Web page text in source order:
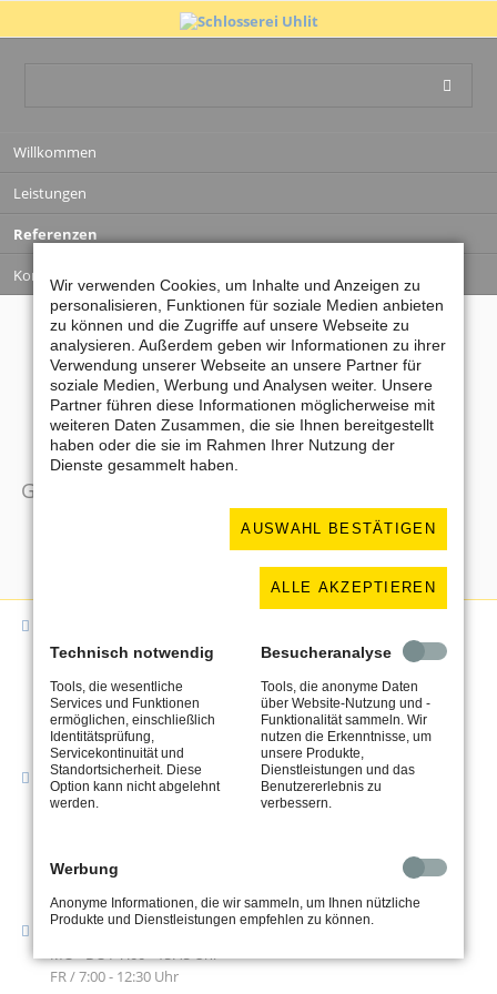
Navigation
überspringen
Willkommen
Leistungen
Referenzen
Kontakt
SCHLOSSEREI UHLIT
GELÄNDER
Geländer
Schlosserei Uhlit
31785 Hameln
Kontakt
Tel. 05151 / 926640
kontakt@schlosserei-uhlit.de
FR / 7:00 - 12:30 Uhr
Wir verwenden Cookies, um Inhalte und Anzeigen zu
personalisieren, Funktionen für soziale Medien anbieten
zu können und die Zugriffe auf unsere Webseite zu
analysieren. Außerdem geben wir Informationen zu ihrer
Verwendung unserer Webseite an unsere Partner für
soziale Medien, Werbung und Analysen weiter. Unsere
Partner führen diese Informationen möglicherweise mit
weiteren Daten Zusammen, die sie Ihnen bereitgestellt
haben oder die sie im Rahmen Ihrer Nutzung der
Dienste gesammelt haben.
AUSWAHL BESTÄTIGEN
ALLE AKZEPTIEREN
Technisch notwendig
Tools, die wesentliche
Services und Funktionen
ermöglichen, einschließlich
Identitätsprüfung,
Servicekontinuität und
Standortsicherheit. Diese
Option kann nicht abgelehnt
werden.
Besucheranalyse
Tools, die anonyme Daten
über Website-Nutzung und -
Funktionalität sammeln. Wir
nutzen die Erkenntnisse, um
unsere Produkte,
Dienstleistungen und das
Benutzererlebnis zu
verbessern.
Werbung
Anonyme Informationen, die wir sammeln, um Ihnen nützliche
Produkte und Dienstleistungen empfehlen zu können.